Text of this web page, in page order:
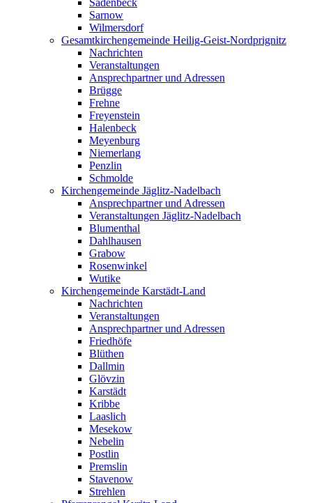
Sadenbeck
Sarnow
Wilmersdorf
Gesamtkirchengemeinde Heilig-Geist-Nordprignitz
Nachrichten
Veranstaltungen
Ansprechpartner und Adressen
Brügge
Frehne
Freyenstein
Halenbeck
Meyenburg
Niemerlang
Penzlin
Schmolde
Kirchengemeinde Jäglitz-Nadelbach
Ansprechpartner und Adressen
Veranstaltungen Jäglitz-Nadelbach
Blumenthal
Dahlhausen
Grabow
Rosenwinkel
Wutike
Kirchengemeinde Karstädt-Land
Nachrichten
Veranstaltungen
Ansprechpartner und Adressen
Friedhöfe
Blüthen
Dallmin
Glövzin
Karstädt
Kribbe
Laaslich
Mesekow
Nebelin
Postlin
Premslin
Stavenow
Strehlen